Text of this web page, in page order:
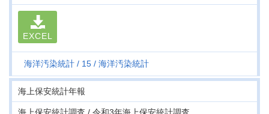
EXCEL
海洋汚染統計 15 海洋汚染統計
海上保安統計年報